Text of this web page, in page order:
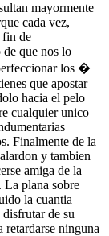
mayormente
cada vez,
fin de
de que nos lo
los �
que apostar
hacia el pelo
cualquier unico
Finalmente de la
y tambien
amiga de la
La plana sobre
la cuantia
de su
ninguna